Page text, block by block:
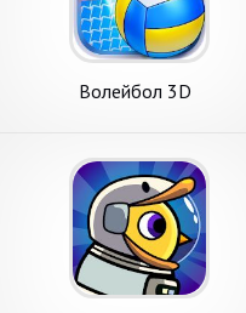
Волейбол 3D